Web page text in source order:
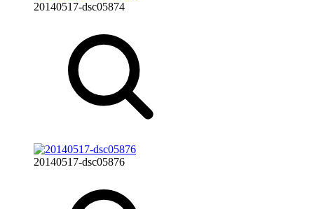
20140517-dsc05874
20140517-dsc05876